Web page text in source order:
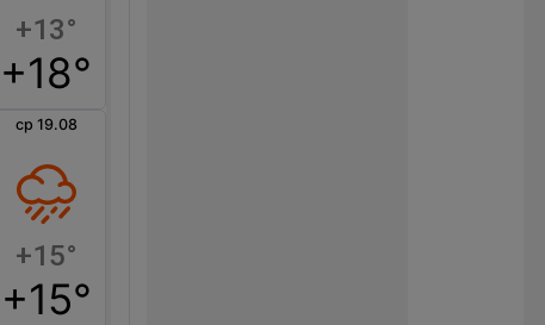
+13°
+18°
ср 19.08
+15°
+15°